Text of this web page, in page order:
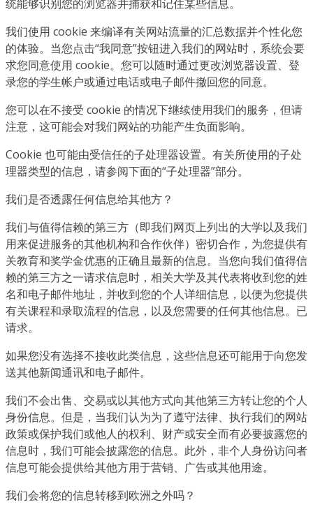
统能够识别您的浏览器并捕获和记住某些信息。
我们使用 cookie 来编译有关网站流量的汇总数据并个性化您
的体验。当您点击“我同意”按钮进入我们的网站时，系统会要
求您同意使用 cookie。您可以随时通过更改浏览器设置、登
录您的学生帐户或通过电话或电子邮件撤回您的同意。
您可以在不接受 cookie 的情况下继续使用我们的服务，但请
注意，这可能会对我们网站的功能产生负面影响。
Cookie 也可能由受信任的子处理器设置。有关所使用的子处
理器类型的信息，请参阅下面的“子处理器”部分。
我们是否透露任何信息给其他方？
我们与值得信赖的第三方（即我们网页上列出的大学以及我们
用来促进服务的其他机构和合作伙伴）密切合作，为您提供有
关教育和奖学金优惠的正确且最新的信息。当您向我们值得信
赖的第三方之一请求信息时，相关大学及其代表将收到您的姓
名和电子邮件地址，并收到您的个人详细信息，以便为您提供
有关课程和录取流程的信息，以及您需要的任何其他信息。已
请求。
如果您没有选择不接收此类信息，这些信息还可能用于向您发
送其他新闻通讯和电子邮件。
我们不会出售、交易或以其他方式向其他第三方转让您的个人
身份信息。但是，当我们认为为了遵守法律、执行我们的网站
政策或保护我们或他人的权利、财产或安全而有必要披露您的
信息时，我们可能会披露您的信息。此外，非个人身份访问者
信息可能会提供给其他方用于营销、广告或其他用途。
我们会将您的信息转移到欧洲之外吗？